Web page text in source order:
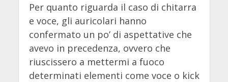
Per quanto riguarda il caso di chitarra
e voce, gli auricolari hanno
confermato un po’ di aspettative che
avevo in precedenza, ovvero che
riuscissero a mettermi a fuoco
determinati elementi come voce o kick